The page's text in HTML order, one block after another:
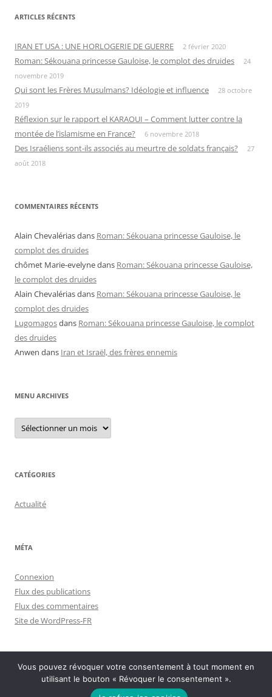
ARTICLES RÉCENTS
IRAN ET USA : UNE HORLOGERIE DE GUERRE 2 février 2020
Roman: Sékouana princesse Gauloise, le complot des druides
24
novembre 2019
Qui sont les Frères Musulmans? Idéologie et influence
28 octobre
2019
Réflexion sur le rapport el KARAOUI – Comment lutter contre la
montée de l’islamisme en France?
6 novembre 2018
Des Israéliens sont-ils associés au meurtre de soldats français?
27
août 2018
COMMENTAIRES RÉCENTS
Alain Chevalériasdans Roman: Sékouana princesse Gauloise, le
complot des druides
chômet Marie-evelynedans Roman: Sékouana princesse Gauloise,
le complot des druides
Alain Chevalériasdans Roman: Sékouana princesse Gauloise, le
complot des druides
Lugomagosdans Roman: Sékouana princesse Gauloise, le complot
des druides
Anwen dans Iran et Israël, des frères ennemis
MENU ARCHIVES
Menu
archives
CATÉGORIES
Actualité
MÉTA
Connexion
Flux des publications
Flux des commentaires
Site de WordPress-FR
Politique de confidentialité Fièrement propulsé par WordPress
Vous pouvez révoquer votre consentement à tout moment en
utilisant le bouton « Révoquer le consentement ».